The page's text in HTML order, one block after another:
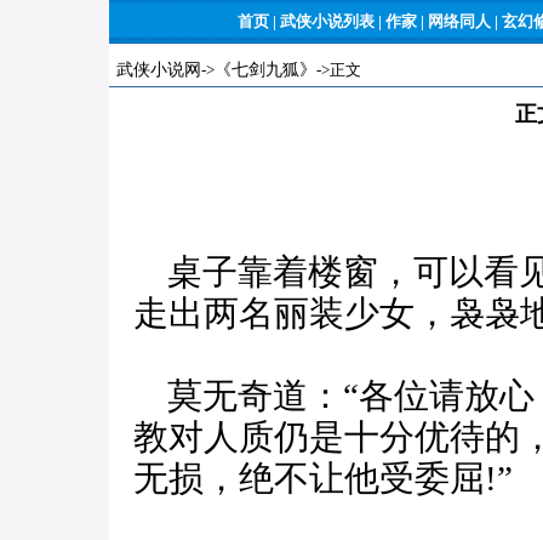
首页 | 武侠小说列表 | 作家 | 网络同人 | 玄幻
武侠小说网 -> 《七剑九狐》 ->正文
正
桌子靠着楼窗，可以看
走出两名丽装少女，袅袅
莫无奇道：“各位请放
教对人质仍是十分优待的
无损，绝不让他受委屈!”